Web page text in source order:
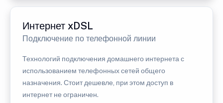
Интернет xDSL
Подключение по телефонной линии
Технологий подключения домашнего интернета с
использованием телефонных сетей общего
назначения. Стоит дешевле, при этом доступ в
интернет не ограничен.